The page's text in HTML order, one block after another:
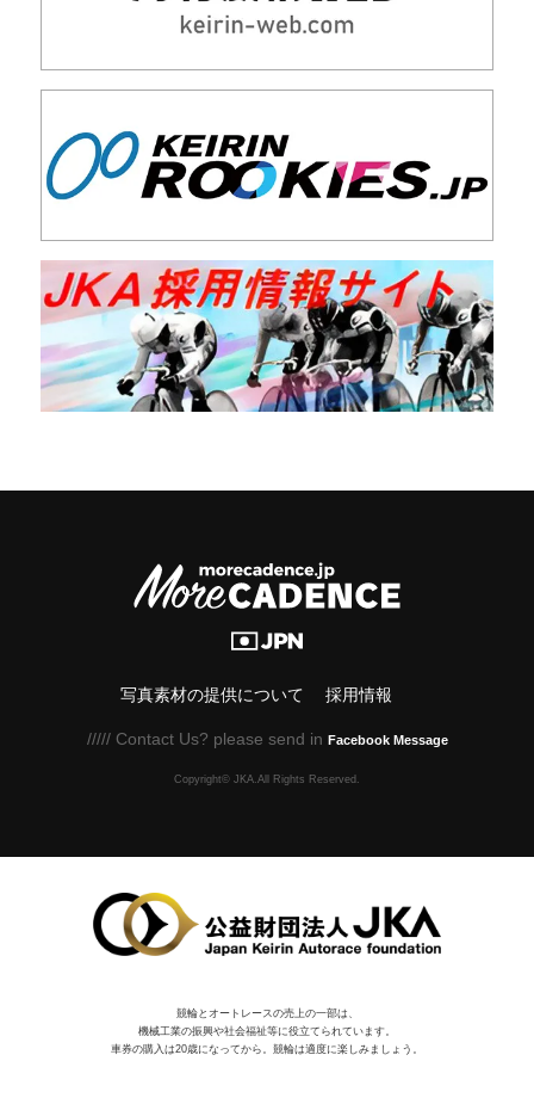
写真素材の提供について 採用情報
///// Contact Us? please send in Facebook Message
Copyright© JKA.All Rights Reserved.
競輪とオートレースの売上の一部は、
機械⼯業の振興や社会福祉等に役⽴てられています。
車券の購入は20歳になってから。競輪は適度に楽しみましょう。